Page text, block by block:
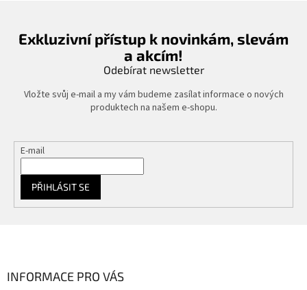
v
k
y
v
p
i
Exkluzivní přístup k novinkám, slevám
a akcím!
Odebírat newsletter
Vložte svůj e-mail a my vám budeme zasílat informace o nových
produktech na našem e-shopu.
E-mail
PŘIHLÁSIT SE
INFORMACE PRO VÁS